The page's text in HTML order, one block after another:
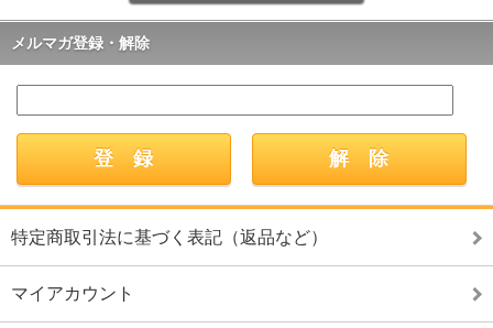
メルマガ登録・解除
特定商取引法に基づく表記（返品など）
マイアカウント